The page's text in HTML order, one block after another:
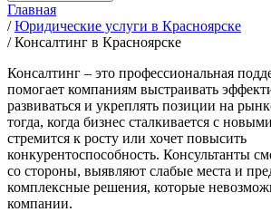
Главная
/Юридические услуги в Красноярске
/Консалтинг в Красноярске
Консалтинг – это профессиональная
помогает компаниям выстраивать
развиваться и укреплять позиции на
тогда, когда бизнес сталкивается с
стремится к росту или хочет повысить
конкурентоспособность. Консультанты
со стороны, выявляют слабые места и
комплексные решения, которые
компании.